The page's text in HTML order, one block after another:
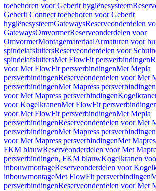
toebehoren voor Geberit hygiënesysteem
Geberit Connect toebehoren voor Geberit
hygiënesysteemGatewaysReserveonderdelen
GatewaysOmvormerReserveonderdelen voor
OmvormerMontagemateriaalArmaturen voor
spindelafsluitersReserveonderdelen voor
spindelafsluitersMet FlowFit persverbindingen
voor Met FlowFit persverbindingenMet Mepla
persverbindingenReserveonderdelen voor Met
persverbindingenMet Mapress persverbindingen
voor Met Mapress persverbindingen
voor KogelkranenMet FlowFit persverbindingen
voor Met FlowFit persverbindingenMet Mepla
persverbindingenReserveonderdelen voor Met
persverbindingenMet Mapress persverbindingen
voor Met Mapress persverbindingenMet
FKM blauwReserveonderdelen voor Met
persverbindingen, FKM blauwKogelkranen
inbouwmontageReserveonderdelen voor
inbouwmontageMet FlowFit persverbindingen
persverbindingenReserveonderdelen voor Met